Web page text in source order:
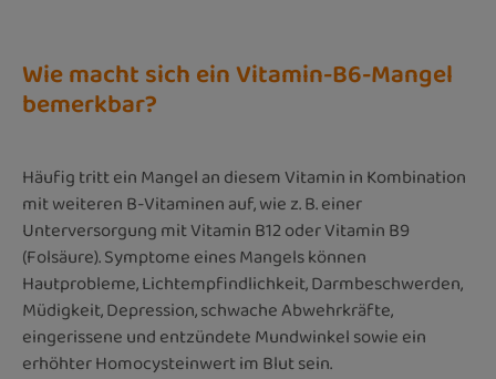
Wie macht sich ein Vitamin-B6-Mangel
bemerkbar?
Häufig tritt ein Mangel an diesem Vitamin in Kombination
mit weiteren B-Vitaminen auf, wie z. B. einer
Unterversorgung mit Vitamin B12 oder Vitamin B9
(Folsäure). Symptome eines Mangels können
Hautprobleme, Lichtempfindlichkeit, Darmbeschwerden,
Müdigkeit, Depression, schwache Abwehrkräfte,
eingerissene und entzündete Mundwinkel sowie ein
erhöhter Homocysteinwert im Blut sein.